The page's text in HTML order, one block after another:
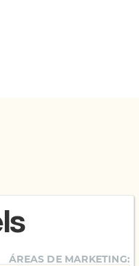
ÁREAS DE MARKETING: